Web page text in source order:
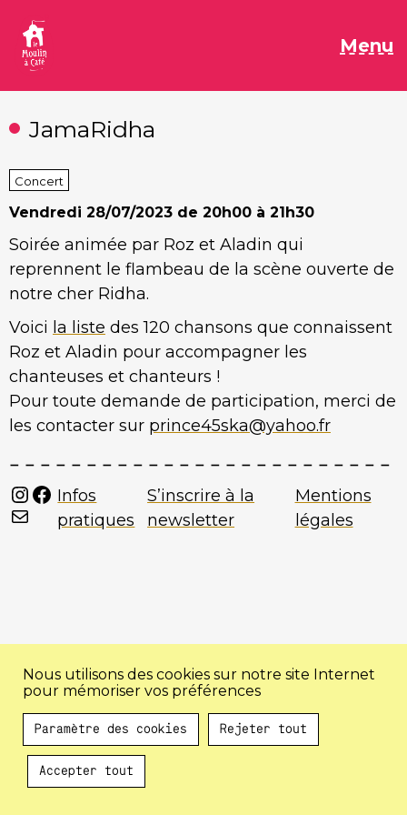
contenu
Menu
JamaRidha
Concert
Vendredi 28/07/2023 de 20h00 à 21h30
Soirée animée par Roz et Aladin qui
reprennent le flambeau de la scène ouverte de
notre cher Ridha.
Voici la liste des 120 chansons que connaissent
Roz et Aladin pour accompagner les
chanteuses et chanteurs !
Pour toute demande de participation, merci de
les contacter sur prince45ska@yahoo.fr
Instagram
Facebook
Mail
Infos
pratiques
S’inscrire à la
newsletter
Mentions
légales
Au programme !
Nous utilisons des cookies sur notre site Internet
pour mémoriser vos préférences
Paramètre des cookies Rejeter tout
Accepter tout